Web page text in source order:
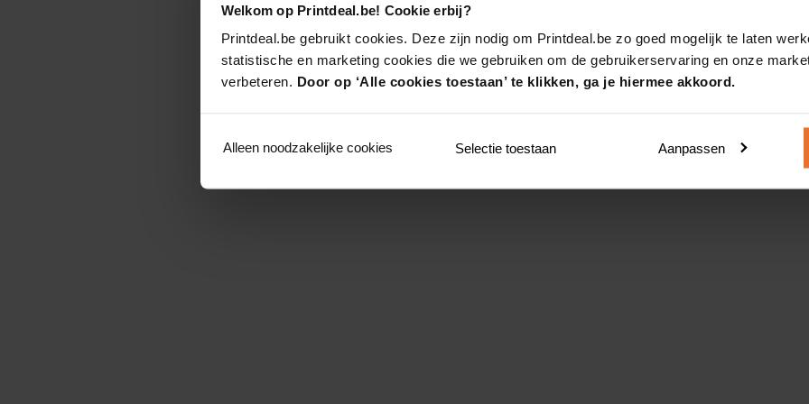
Welkom op Printdeal.be! Cookie erbij?
Printdeal.be gebruikt cookies. Deze zijn nodig om Printdeal.be zo goed mogelijk te laten
statistische en marketing cookies die we gebruiken om de gebruikerservaring en onze
verbeteren. Door op ‘Alle cookies toestaan’ te klikken, ga je hiermee akkoord.
Alleen noodzakelijke cookies Selectie toestaan Aanpassen